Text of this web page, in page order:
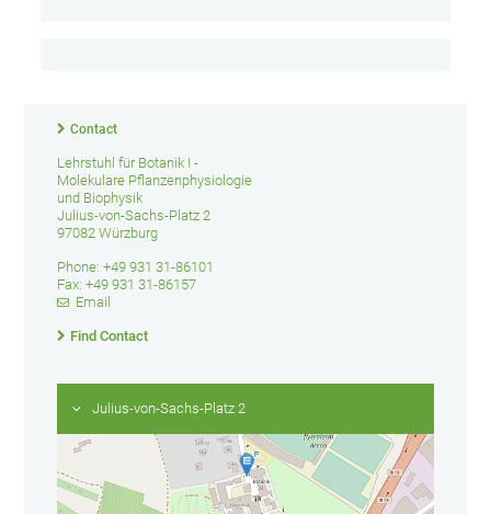
Contact
Lehrstuhl für Botanik I -
Molekulare Pflanzenphysiologie
und Biophysik
Julius-von-Sachs-Platz 2
97082 Würzburg
Phone: +49 931 31-86101
Fax: +49 931 31-86157
Email
Find Contact
Julius-von-Sachs-Platz 2